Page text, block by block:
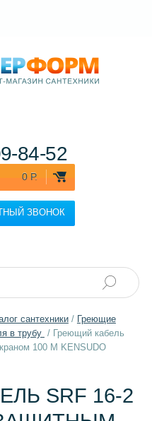
0 Р.
ЗВОНОК
84-52
сантехники/ Греющие
в трубу / Греющий кабель
100 М KENSUDO
SRF 16-2